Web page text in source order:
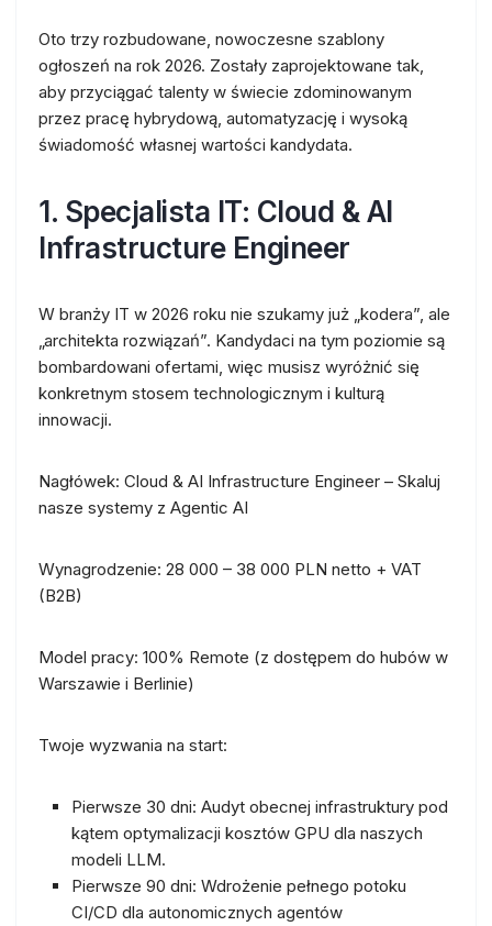
Oto trzy rozbudowane, nowoczesne szablony
ogłoszeń na rok 2026. Zostały zaprojektowane tak,
aby przyciągać talenty w świecie zdominowanym
przez pracę hybrydową, automatyzację i wysoką
świadomość własnej wartości kandydata.
1. Specjalista IT: Cloud & AI
Infrastructure Engineer
W branży IT w 2026 roku nie szukamy już „kodera”, ale
„architekta rozwiązań”. Kandydaci na tym poziomie są
bombardowani ofertami, więc musisz wyróżnić się
konkretnym stosem technologicznym i kulturą
innowacji.
Nagłówek: Cloud & AI Infrastructure Engineer – Skaluj
nasze systemy z Agentic AI
Wynagrodzenie: 28 000 – 38 000 PLN netto + VAT
(B2B)
Model pracy: 100% Remote (z dostępem do hubów w
Warszawie i Berlinie)
Twoje wyzwania na start:
Pierwsze 30 dni: Audyt obecnej infrastruktury pod
kątem optymalizacji kosztów GPU dla naszych
modeli LLM.
Pierwsze 90 dni: Wdrożenie pełnego potoku
CI/CD dla autonomicznych agentów